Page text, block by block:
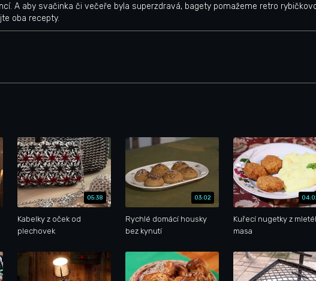
A aby svačinka či večeře byla superzdravá, bagety pomažeme retro
oba recepty.
05:38
Kabelky z oček od
plechovek
03:02
Rychlé domácí housky
bez kynutí
Kuřecí nugetky z
masa